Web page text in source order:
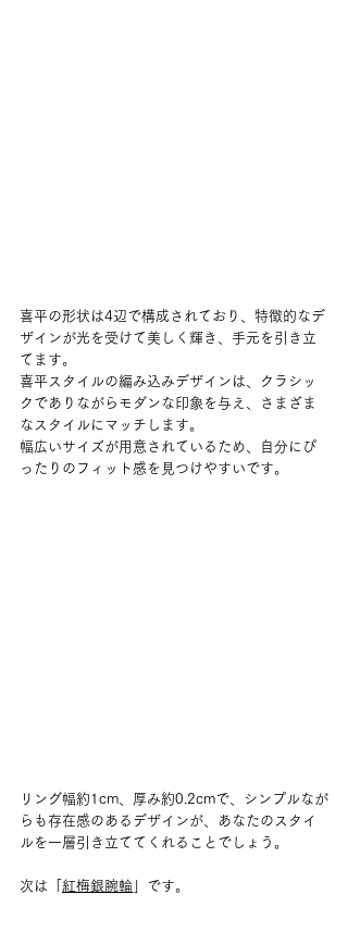
喜平の形状は4辺で構成されており、特徴的なデ
ザインが光を受けて美しく輝き、手元を引き立
てます。
喜平スタイルの編み込みデザインは、クラシッ
クでありながらモダンな印象を与え、さまざま
なスタイルにマッチします。
幅広いサイズが用意されているため、自分にぴ
ったりのフィット感を見つけやすいです。
リング幅約1cm、厚み約0.2cmで、シンプルなが
らも存在感のあるデザインが、あなたのスタイ
ルを一層引き立ててくれることでしょう。
次は「 紅梅銀腕輪 」です。